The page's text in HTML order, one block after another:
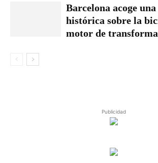
Barcelona acoge
histórica sobre la
motor de
Publicidad